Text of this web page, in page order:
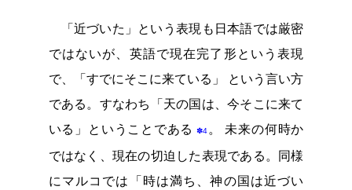
「近づいた」という表現も日本語では厳密
ではないが、英語で現在完了形という表現
で、「すでにそこに来ている」 という言い方
である。すなわち「天の国は、今そこに来て
いる」ということである
✽4 。 未来の何時か
ではなく、現在の切迫した表現である。同様
にマルコでは「時は満ち、神の国は近づい